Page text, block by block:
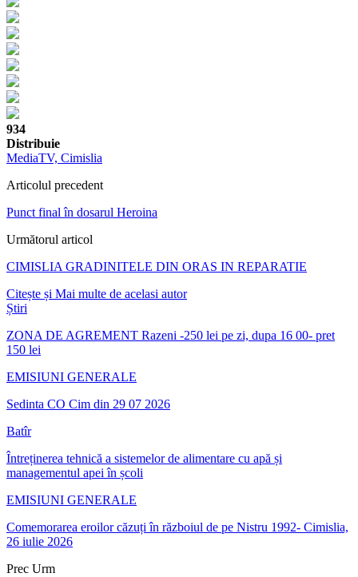
934
Distribuie
MediaTV, Cimislia
Articolul precedent
Punct final în dosarul Heroina
Următorul articol
CIMISLIA GRADINITELE DIN ORAS IN REPARATIE
Citește și Mai multe de acelasi autor
Știri
ZONA DE AGREMENT Razeni -250 lei pe zi, dupa 16 00- pret
150 lei
EMISIUNI GENERALE
Sedinta CO Cim din 29 07 2026
Batîr
Întreținerea tehnică a sistemelor de alimentare cu apă și
managementul apei în școli
EMISIUNI GENERALE
Comemorarea eroilor căzuți în războiul de pe Nistru 1992- Cimislia,
26 iulie 2026
Prec Urm